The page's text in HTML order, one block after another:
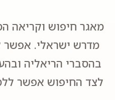
מאגר חיפוש וקריאה
מדרש ישראלי. אפשר
בהסברי הריאליה
לצד החיפוש אפשר